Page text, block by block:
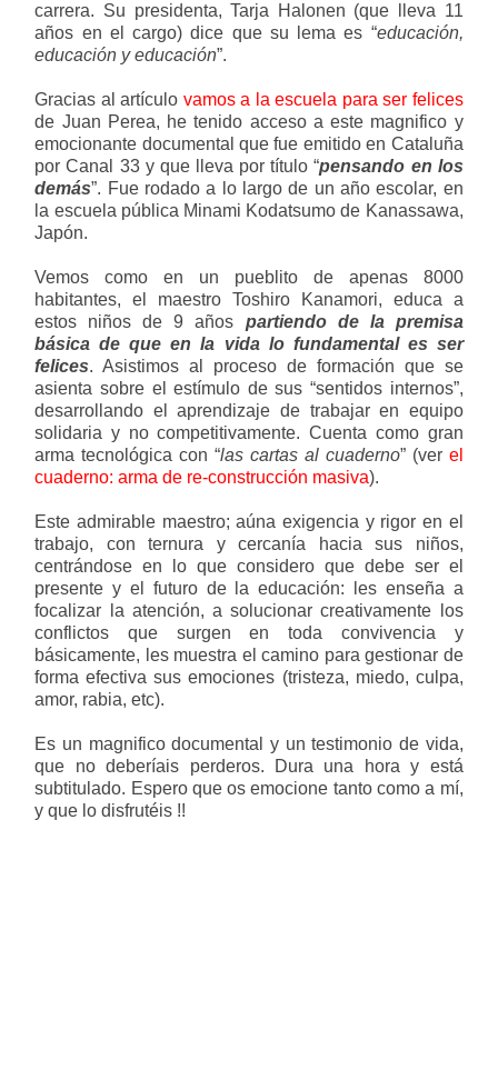
carrera. Su presidenta, Tarja Halonen (que lleva 11
años en el cargo) dice que su lema es “educación,
educación y educación”.
Gracias al artículo vamos a la escuela para ser felices
de Juan Perea, he tenido acceso a este magnifico y
emocionante documental que fue emitido en Cataluña
por Canal 33 y que lleva por título “pensando en los
demás”. Fue rodado a lo largo de un año escolar, en
la escuela pública Minami Kodatsumo de Kanassawa,
Japón.
Vemos como en un pueblito de apenas 8000
habitantes, el maestro Toshiro Kanamori, educa a
estos niños de 9 años partiendo de la premisa
básica de que en la vida lo fundamental es ser
felices. Asistimos al proceso de formación que se
asienta sobre el estímulo de sus “sentidos internos”,
desarrollando el aprendizaje de trabajar en equipo
solidaria y no competitivamente. Cuenta como gran
arma tecnológica con “las cartas al cuaderno” (ver el
cuaderno: arma de re-construcción masiva).
Este admirable maestro; aúna exigencia y rigor en el
trabajo, con ternura y cercanía hacia sus niños,
centrándose en lo que considero que debe ser el
presente y el futuro de la educación: les enseña a
focalizar la atención, a solucionar creativamente los
conflictos que surgen en toda convivencia y
básicamente, les muestra el camino para gestionar de
forma efectiva sus emociones (tristeza, miedo, culpa,
amor, rabia, etc).
Es un magnifico documental y un testimonio de vida,
que no deberíais perderos. Dura una hora y está
subtitulado. Espero que os emocione tanto como a mí,
y que lo disfrutéis !!